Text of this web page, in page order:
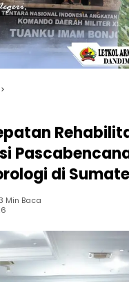
di
Min Baca